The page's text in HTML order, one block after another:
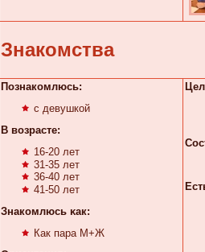
Знакомства
Познакомлюсь:
с девушкой
В возрасте:
16-20 лет
31-35 лет
36-40 лет
41-50 лет
Знакомлюсь κaк:
Как пара М+Ж